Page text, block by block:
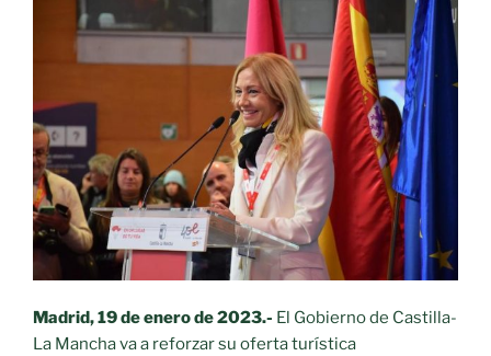
Madrid, 19 de enero de 2023.- El Gobierno de Castilla-
La Mancha va a reforzar su oferta turística